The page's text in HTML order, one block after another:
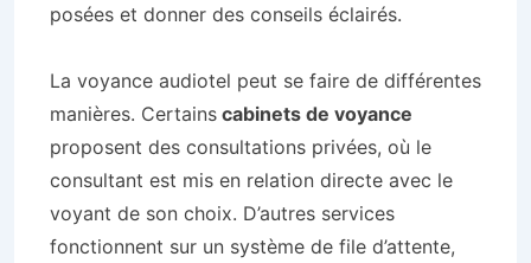
posées et donner des conseils éclairés.
La voyance audiotel peut se faire de différentes
manières. Certains cabinets de voyance
proposent des consultations privées, où le
consultant est mis en relation directe avec le
voyant de son choix. D’autres services
fonctionnent sur un système de file d’attente,